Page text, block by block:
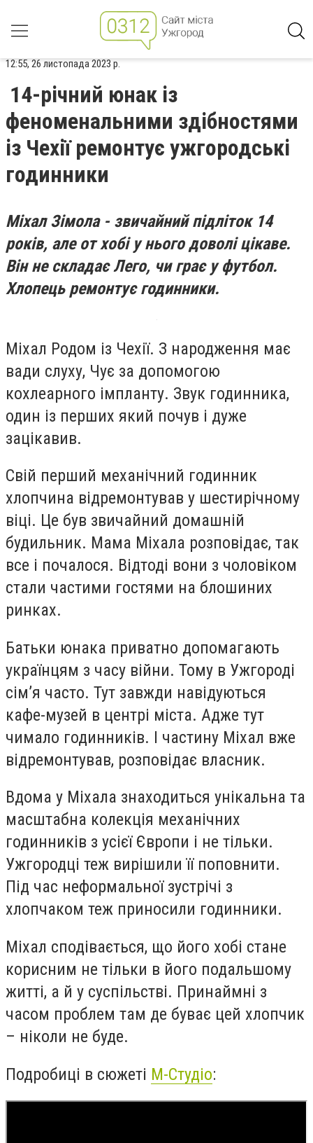
12:55, 26 листопада 2023 р.
14-річний юнак із
феноменальними здібностями
із Чехії ремонтує ужгородські
годинники
Міхал Зімола - звичайний підліток 14
років, але от хобі у нього доволі цікаве.
Він не складає Лего, чи грає у футбол.
Хлопець ремонтує годинники.
Міхал Родом із Чехії. З народження має
вади слуху, Чує за допомогою
кохлеарного імпланту. Звук годинника,
один із перших який почув і дуже
зацікавив.
Свій перший механічний годинник
хлопчина відремонтував у шестирічному
віці. Це був звичайний домашній
будильник. Мама Міхала розповідає, так
все і почалося. Відтоді вони з чоловіком
стали частими гостями на блошиних
ринках.
Батьки юнака приватно допомагають
українцям з часу війни. Тому в Ужгороді
сім’я часто. Тут завжди навідуються
кафе-музей в центрі міста. Адже тут
чимало годинників. І частину Міхал вже
відремонтував, розповідає власник.
Вдома у Міхала знаходиться унікальна та
масштабна колекція механічних
годинників з усієї Європи і не тільки.
Ужгородці теж вирішили її поповнити.
Під час неформальної зустрічі з
хлопчаком теж приносили годинники.
Міхал сподівається, що його хобі стане
корисним не тільки в його подальшому
житті, а й у суспільстві. Принаймні з
часом проблем там де буває цей хлопчик
– ніколи не буде.
Подробиці в сюжеті М-Студіо: